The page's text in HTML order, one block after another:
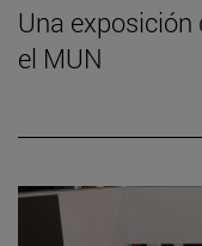
Una exposición
el MUN